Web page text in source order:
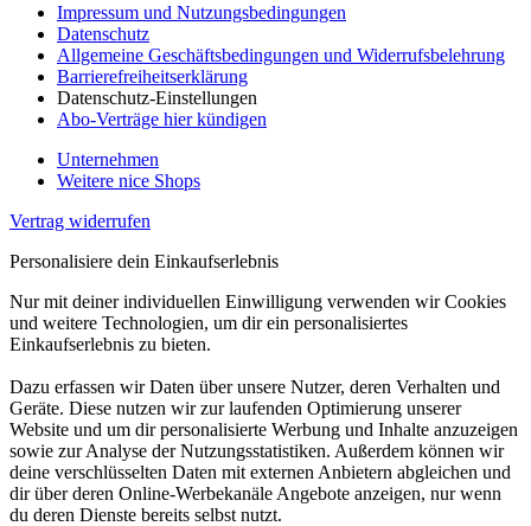
Impressum und Nutzungsbedingungen
Datenschutz
Allgemeine Geschäftsbedingungen und Widerrufsbelehrung
Barrierefreiheitserklärung
Datenschutz-Einstellungen
Abo-Verträge hier kündigen
Unternehmen
Weitere nice Shops
Vertrag widerrufen
Personalisiere dein Einkaufserlebnis
Nur mit deiner individuellen Einwilligung verwenden wir Cookies
und weitere Technologien, um dir ein personalisiertes
Einkaufserlebnis zu bieten.
Dazu erfassen wir Daten über unsere Nutzer, deren Verhalten und
Geräte. Diese nutzen wir zur laufenden Optimierung unserer
Website und um dir personalisierte Werbung und Inhalte anzuzeigen
sowie zur Analyse der Nutzungsstatistiken. Außerdem können wir
deine verschlüsselten Daten mit externen Anbietern abgleichen und
dir über deren Online-Werbekanäle Angebote anzeigen, nur wenn
du deren Dienste bereits selbst nutzt.